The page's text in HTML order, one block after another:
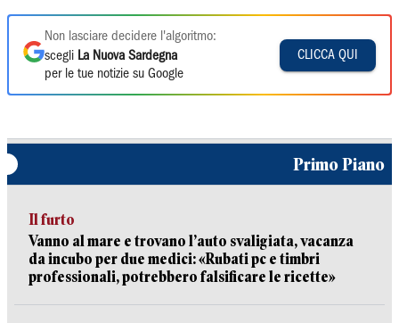
Non lasciare decidere l'algoritmo:
scegli La Nuova Sardegna
per le tue notizie su Google
CLICCA QUI
Primo Piano
Il furto
Vanno al mare e trovano l’auto svaligiata, vacanza
da incubo per due medici: «Rubati pc e timbri
professionali, potrebbero falsificare le ricette»